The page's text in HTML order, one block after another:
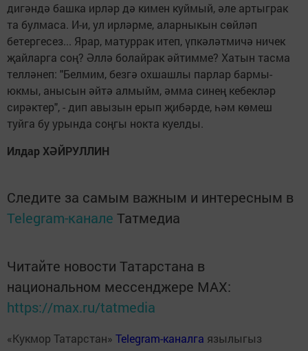
дигәндә башка ирләр дә кимен куймый, әле артыграк
та булмаса. И-и, ул ирләрме, аларныкын сөйләп
бетергесез... Ярар, матуррак итеп, үпкәләтмичә ничек
җайларга соң? Әллә болайрак әйтимме? Хатын тасма
телләнеп: "Белмим, безгә охшашлы парлар бармы-
юкмы, анысын әйтә алмыйм, әмма синең кебекләр
сирәктер", - дип авызын ерып җибәрде, һәм көмеш
туйга бу урында соңгы нокта куелды.
Илдар ХӘЙРУЛЛИН
Следите за самым важным и интересным в
Telegram-канале Татмедиа
Читайте новости Татарстана в
национальном мессенджере MАХ:
https://max.ru/tatmedia
«Кукмор Татарстан» Telegram-каналга язылыгыз